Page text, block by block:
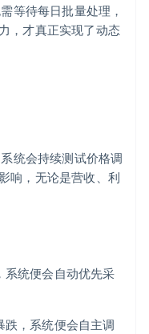
等待每日批量处理，
，才真正实现了动态
统会持续测试价格调
响，无论是营收、利
系统便会自动优先采
，系统便会自主调